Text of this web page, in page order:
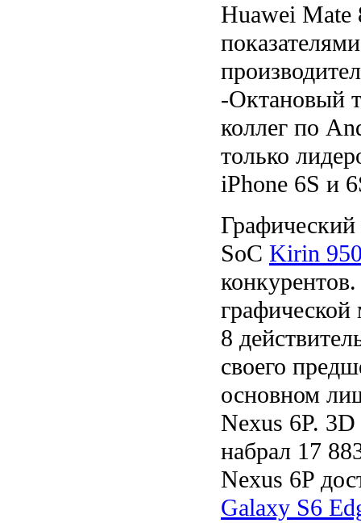
Huawei Mate
-Октановый
коллег по
только
iPhone 6S и
SoC Kirin
8
своего
основном
Nexus 6P.
набрал 17
Nexus 6P
Galaxy S6